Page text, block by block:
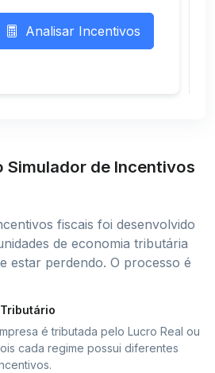
Analisar Incentivos
Simulador de Incentivos
fiscais foi desenvolvido
de economia tributária
estar perdendo. O processo é
é tributada pelo Lucro Real ou
cada regime possui diferentes